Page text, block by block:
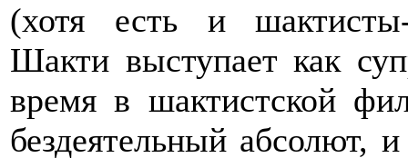
(хотя есть и
Шакти выступает как
время в шактистской
бездеятельный абсолют,